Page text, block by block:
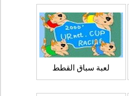
لعبة سباق القطط